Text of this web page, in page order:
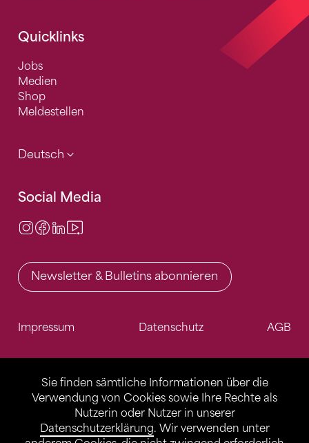
Sie finden sämtliche Informationen über die
Verwendung von Cookies sowie Ihre Rechte als
Nutzerin oder Nutzer in unserer
Datenschutzerklärung. Wir verwenden unter
Quicklinks
Jobs
Medien
Shop
Meldestellen
Deutsch
Social Media
Instagram
Facebook
LinkedIn
Newsletter & Bulletins abonnieren
Impressum Datenschutz AGB